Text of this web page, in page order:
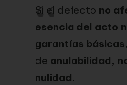
Si el defecto no
esencia del acto
garantías básicas
de anulabilidad,
nulidad.